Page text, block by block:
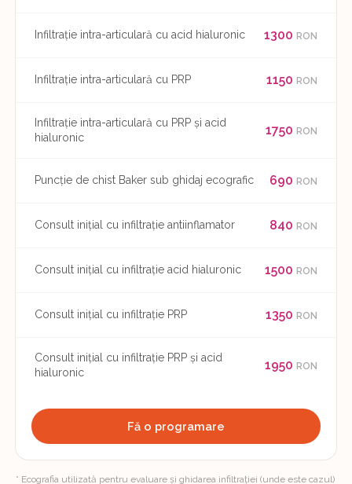
Infiltrație intra-articulară cu acid hialuronic 1300 RON
Infiltrație intra-articulară cu PRP 1150 RON
Infiltrație intra-articulară cu PRP și acid
hialuronic
1750 RON
Puncție de chist Baker sub ghidaj ecografic 690 RON
Consult inițial cu infiltrație antiinflamator 840 RON
Consult inițial cu infiltrație acid hialuronic 1500 RON
Consult inițial cu infiltrație PRP 1350 RON
Consult inițial cu infiltrație PRP și acid
hialuronic
1950 RON
Fă o programare
* Ecografia utilizată pentru evaluare și ghidarea infiltrației (unde este cazul)